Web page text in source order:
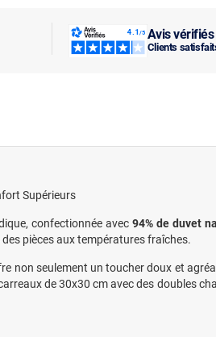
Avis vérifiés
Clients
Supérieurs
confectionnée avec 94% de duvet
pièces aux températures fraîches.
non seulement un toucher doux et
de 30x30 cm avec des doubles